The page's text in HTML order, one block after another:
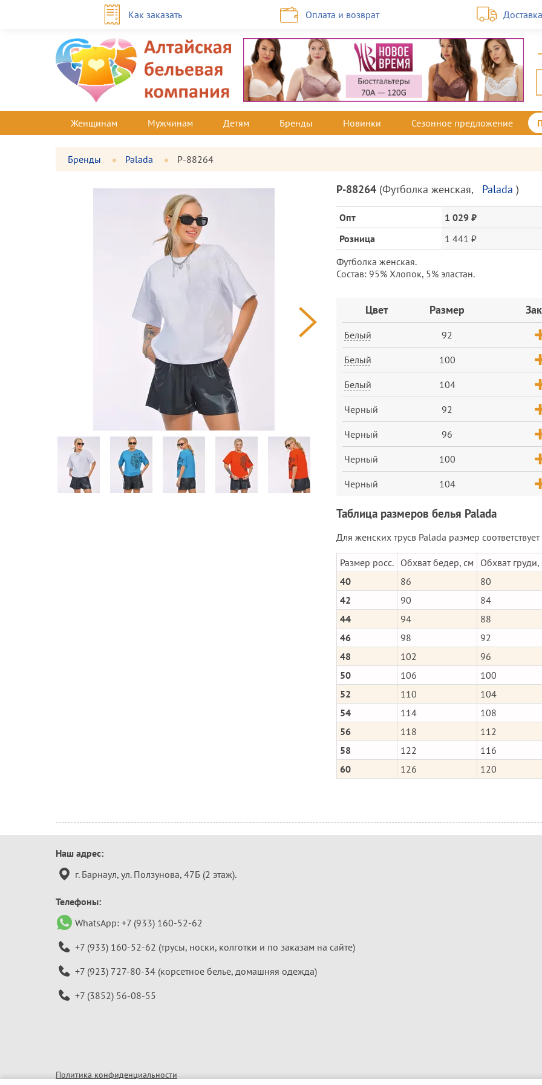
Как заказать Оплата и возврат Доставка
Женщинам Мужчинам Детям Бренды Новинки Сезонное предложение
Бренды Palada P-88264
Фотографии
товара
Большая
Предпросмотр
фотографий
Описание
и
цена
P-88264 (Футболка женская, Palada )
Опт
1 029 ₽
Розница
1 441 ₽
Футболка женская.
Состав: 95% Хлопок, 5% эластан.
ЗаказЦвет Размер
Белый 92
Белый 100
Белый 104
Черный 92
Черный 96
Черный 100
Черный 104
Таблица размеров белья Palada
Для женских трусв Palada размер
Размер росс. Обхват бедер, см
Обхват груди,
40
86
80
42
90
84
44
94
88
46
98
92
48
102
96
50
106
100
52
110
104
54
114
108
56
118
112
58
122
116
60
126 120
Контактная
информация
Наш адрес:
г. Барнаул, ул. Ползунова, 47Б (2 этаж).
Телефоны:
WhatsApp: +7 (933) 160-52-62
+7 (933) 160-52-62 (трусы, носки, колготки и по заказам на сайте)
+7 (923) 727-80-34 (корсетное белье, домашняя одежда)
+7 (3852) 56-08-55
Политика конфиденциальности